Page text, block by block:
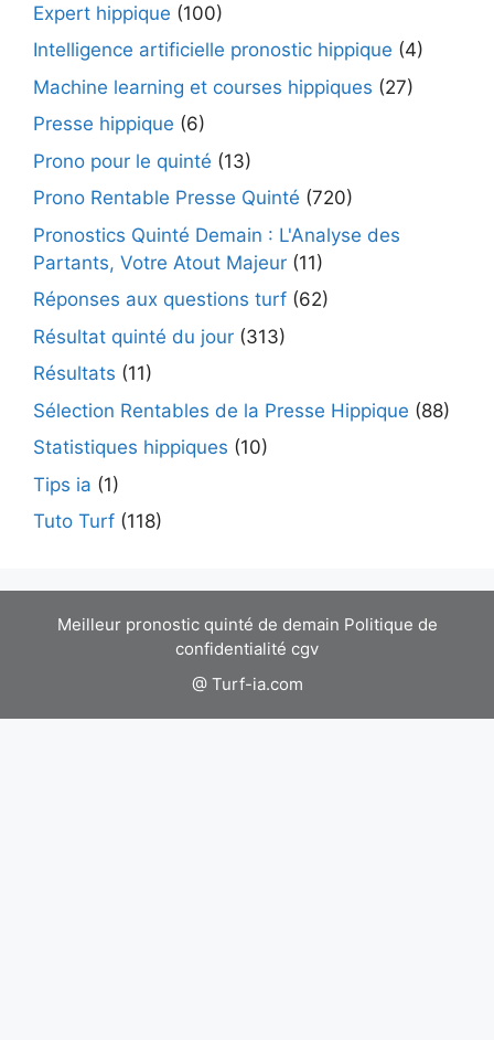
Expert hippique (100)
Intelligence artificielle pronostic hippique (4)
Machine learning et courses hippiques (27)
Presse hippique (6)
Prono pour le quinté (13)
Prono Rentable Presse Quinté (720)
Pronostics Quinté Demain : L'Analyse des
Partants, Votre Atout Majeur (11)
Réponses aux questions turf (62)
Résultat quinté du jour (313)
Résultats (11)
Sélection Rentables de la Presse Hippique (88)
Statistiques hippiques (10)
Tips ia (1)
Tuto Turf (118)
Meilleur pronostic quinté de demain Politique de
confidentialité cgv
@ Turf-ia.com